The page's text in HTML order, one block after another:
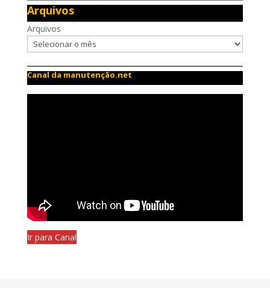
Arquivos
Arquivos
Canal da manutenção.net
Ir para Canal